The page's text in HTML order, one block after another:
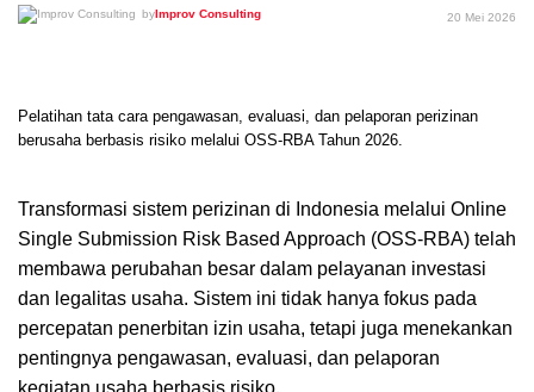
byImprov Consulting 20 Mei 2026
Pelatihan tata cara pengawasan, evaluasi, dan pelaporan perizinan
berusaha berbasis risiko melalui OSS-RBA Tahun 2026.
Transformasi sistem perizinan di Indonesia melalui Online
Single Submission Risk Based Approach (OSS-RBA) telah
membawa perubahan besar dalam pelayanan investasi
dan legalitas usaha. Sistem ini tidak hanya fokus pada
percepatan penerbitan izin usaha, tetapi juga menekankan
pentingnya pengawasan, evaluasi, dan pelaporan
kegiatan usaha berbasis risiko.